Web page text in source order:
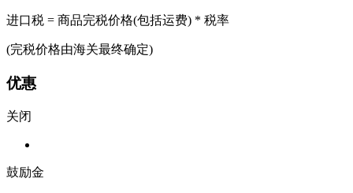
进口税 = 商品完税价格(包括运费) * 税率
(完税价格由海关最终确定)
优惠
关闭
鼓励金